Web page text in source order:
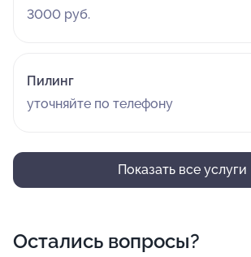
3000 руб.
Пилинг
уточняйте по телефону
Показать все услуги
Остались вопросы?